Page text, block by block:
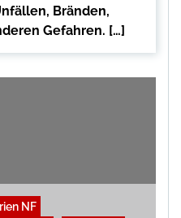
Bränden,
Gefahren. […]
NF